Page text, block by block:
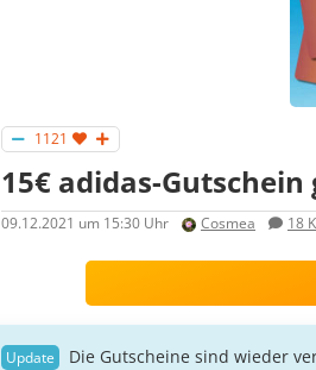
1121
15€ adidas-
09.12.2021 um 15:30 Uhr Cosmea 18
Die Gutscheine sind wieder